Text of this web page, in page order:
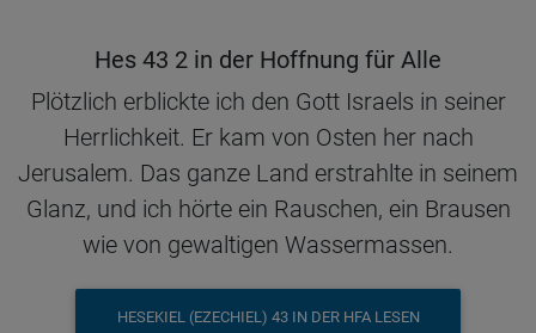
Hes 43 2 in der Hoffnung für Alle
Plötzlich erblickte ich den Gott Israels in seiner
Herrlichkeit. Er kam von Osten her nach
Jerusalem. Das ganze Land erstrahlte in seinem
Glanz, und ich hörte ein Rauschen, ein Brausen
wie von gewaltigen Wassermassen.
HESEKIEL (EZECHIEL) 43 IN DER HFA LESEN